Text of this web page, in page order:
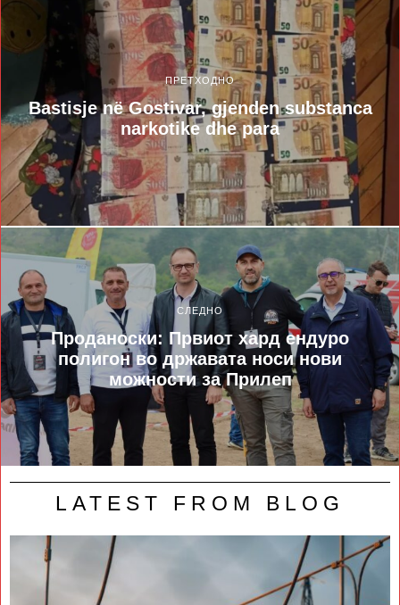
ПРЕТХОДНО
Bastisje në Gostivar, gjenden substanca
narkotike dhe para
СЛЕДНО
Проданоски: Првиот хард ендуро
полигон во државата носи нови
можности за Прилеп
LATEST FROM BLOG